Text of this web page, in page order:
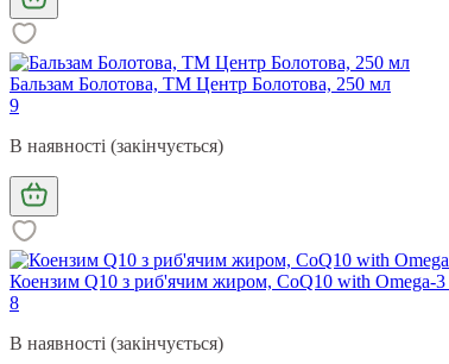
Бальзам Болотова, ТМ Центр Болотова, 250 мл
9
В наявності (закінчується)
Коензим Q10 з риб'ячим жиром, CoQ10 with Omega-
8
В наявності (закінчується)